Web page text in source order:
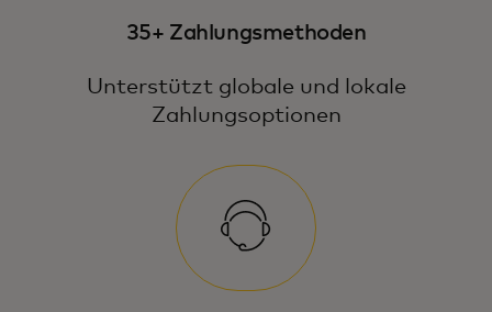
35+ Zahlungsmethoden
Unterstützt globale und lokale
Zahlungsoptionen